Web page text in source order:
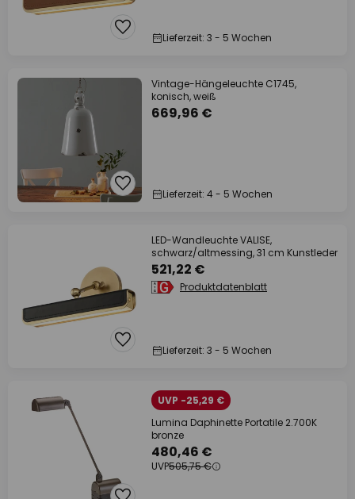
Lieferzeit: 3 - 5 Wochen
Vintage-Hängeleuchte C1745,
konisch, weiß
669,96 €
Lieferzeit: 4 - 5 Wochen
LED-Wandleuchte VALISE,
schwarz/altmessing, 31 cm Kunstleder
521,22 €
Produktdatenblatt
Lieferzeit: 3 - 5 Wochen
UVP -25,29 €
Lumina Daphinette Portatile 2.700K
bronze
480,46 €
UVP505,75 €